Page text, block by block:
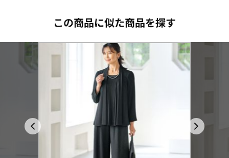
この商品に似た商品を探す